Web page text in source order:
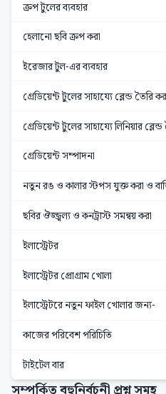
ক্রপ টুলের ব্যবহার
হেলানো ছবি ক্রপ করা
ইরেজার টুল-এর ব্যবহার
গ্রেডিয়েন্ট টুলের সাহায্যে ব্লেন্ড তৈরি
গ্রেডিয়েন্ট টুলের সাহায্যে লিনিয়ার
গ্রেডিয়েন্ট সম্পাদনা
নতুন রঙ ও কালার স্টপস যুক্ত করা ও
ছবির ঔজ্জ্বল্য ও কনট্রাস্ট সমন্বয় করা
ইলাস্ট্রেটর
ইলাস্ট্রেটর প্রোগ্রাম খোলা
ইলাস্ট্রেটরে নতুন ফাইল খোলার জন্য-
কাজের পরিবেশ পরিচিতি
টাইটেল বার
সম্পর্কিত বহুনির্বচনী প্রশ্ন সমূহ